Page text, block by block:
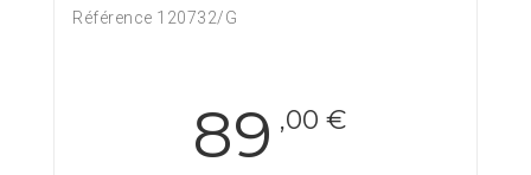
Référence 120732/G
89 ,00 €